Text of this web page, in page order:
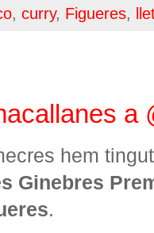
, curry, Figueres,
a
hem
Ginebres
.